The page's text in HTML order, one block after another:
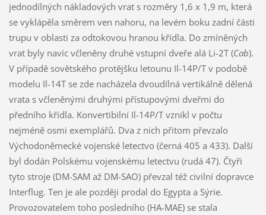
jednodílných nákladových vrat s rozměry 1,6 x 1,9 m, která
se vyklápěla směrem ven nahoru, na levém boku zadní části
trupu v oblasti za odtokovou hranou křídla. Do zmíněných
vrat byly navíc včleněny druhé vstupní dveře alá Li-2T (Cab).
V případě sovětského protějšku letounu Il-14P/T v podobě
modelu Il-14T se zde nacházela dvoudílná vertikálně dělená
vrata s včleněnými druhými přístupovými dveřmi do
předního křídla. Konvertibilní Il-14P/T vznikl v počtu
nejméně osmi exemplářů. Dva z nich přitom převzalo
Východoněmecké vojenské letectvo (černá 405 a 433). Další
byl dodán Polskému vojenskému letectvu (rudá 47). Čtyři
tyto stroje (DM-SAM až DM-SAO) převzal též civilní dopravce
Interflug. Ten je ale později prodal do Egypta a Sýrie.
Provozovatelem toho posledního (HA-MAE) se stala